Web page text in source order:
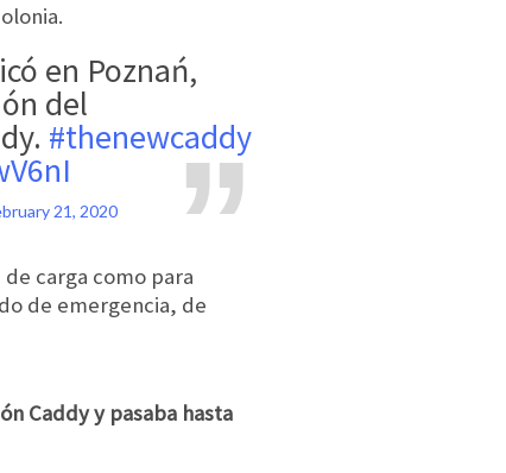
del
#thenewcaddy
21, 2020
carga como para
de emergencia, de
Caddy y pasaba hasta